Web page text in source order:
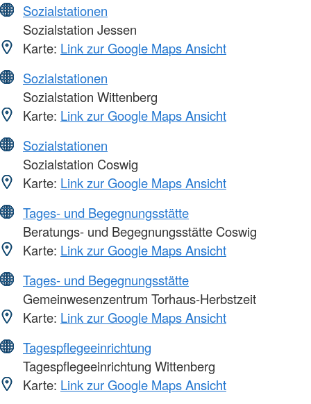
Sozialstationen
Sozialstation Jessen
Karte: Link zur Google Maps Ansicht
Sozialstationen
Sozialstation Wittenberg
Karte: Link zur Google Maps Ansicht
Sozialstationen
Sozialstation Coswig
Karte: Link zur Google Maps Ansicht
Tages- und Begegnungsstätte
Beratungs- und Begegnungsstätte Coswig
Karte: Link zur Google Maps Ansicht
Tages- und Begegnungsstätte
Gemeinwesenzentrum Torhaus-Herbstzeit
Karte: Link zur Google Maps Ansicht
Tagespflegeeinrichtung
Tagespflegeeinrichtung Wittenberg
Karte: Link zur Google Maps Ansicht